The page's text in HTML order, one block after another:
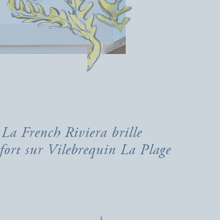
La French Riviera brille
sur Vilebrequin La Plage